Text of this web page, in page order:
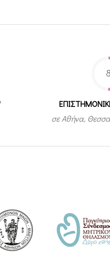
8
σε Αθήνα,